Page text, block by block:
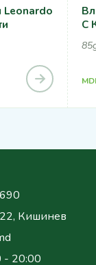
С
Кишинев
- 20:00